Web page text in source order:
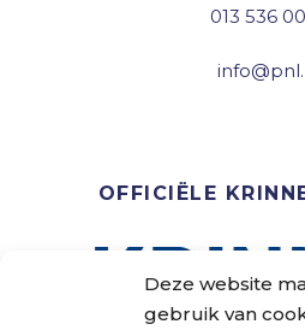
Deze website
gebruik van
013 536
OFFICIËLE